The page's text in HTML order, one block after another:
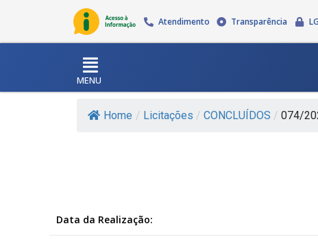
Atendimento Transparência
MENU
Home / Licitações / CONCLUÍDOS / 074/
Data da Realização: